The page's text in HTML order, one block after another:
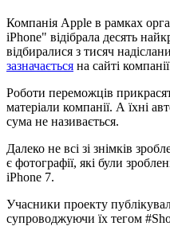
Компанія Apple в рамках
iPhone" відібрала десять
відбиралися з тисяч
зазначається на сайті
Роботи переможців
матеріали компанії. А їхні
сума не називається.
Далеко не всі зі знімків
є фотографії, які були
iPhone 7.
Учасники проекту
супроводжуючи їх тегом